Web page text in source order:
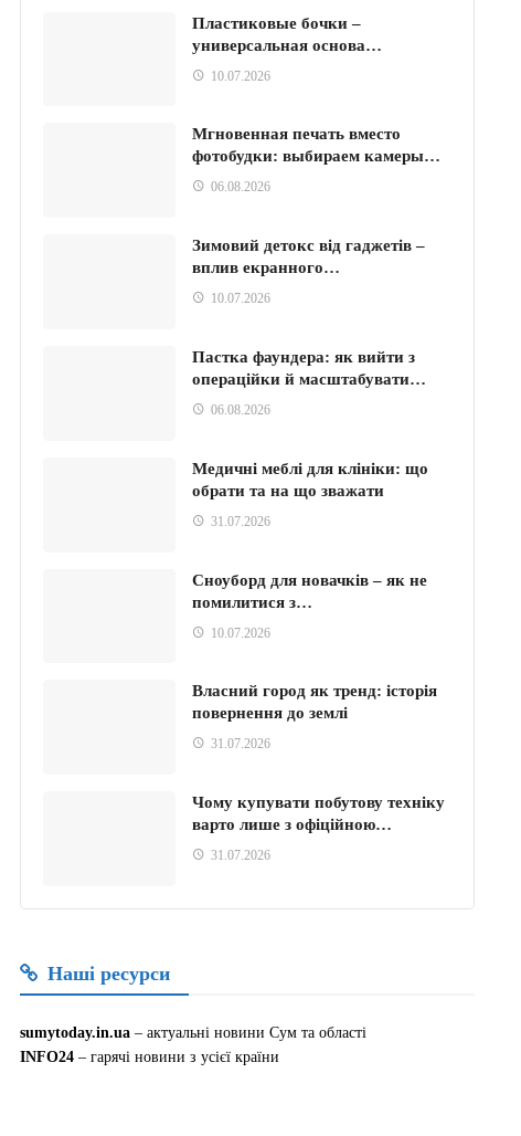
Пластиковые бочки –
универсальная основа…
10.07.2026
Мгновенная печать вместо
фотобудки: выбираем камеры…
06.08.2026
Зимовий детокс від гаджетів –
вплив екранного…
10.07.2026
Пастка фаундера: як вийти з
операційки й масштабувати…
06.08.2026
Медичні меблі для клініки: що
обрати та на що зважати
31.07.2026
Сноуборд для новачків – як не
помилитися з…
10.07.2026
Власний город як тренд: історія
повернення до землі
31.07.2026
Чому купувати побутову техніку
варто лише з офіційною…
31.07.2026
Наші ресурси
sumytoday.in.ua – актуальні новини Сум та області
INFO24 – гарячі новини з усієї країни